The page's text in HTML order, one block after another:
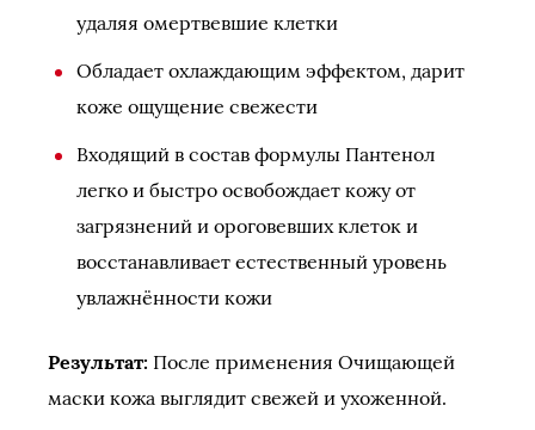
удаляя омертвевшие клетки
Обладает охлаждающим эффектом, дарит
коже ощущение свежести
Входящий в состав формулы Пантенол
легко и быстро освобождает кожу от
загрязнений и ороговевших клеток и
восстанавливает естественный уровень
увлажнённости кожи
Результат: После применения Очищающей
маски кожа выглядит свежей и ухоженной.